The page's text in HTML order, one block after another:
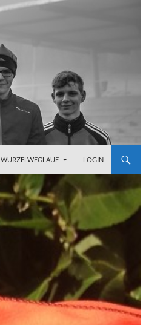
WURZELWEGLAUF LOGIN